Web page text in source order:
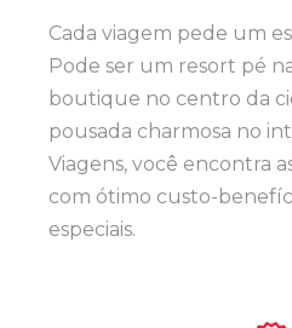
Cada viagem pede um
Pode ser um resort pé
boutique no centro da
pousada charmosa no
Viagens, você encontra
com ótimo custo-
especiais.